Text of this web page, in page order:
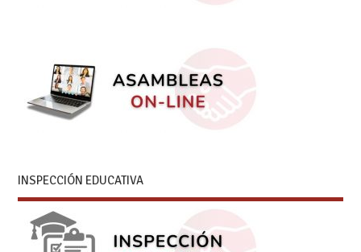
INSPECCIÓN EDUCATIVA